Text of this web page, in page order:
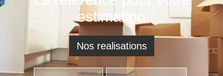
estimation
Nos realisations